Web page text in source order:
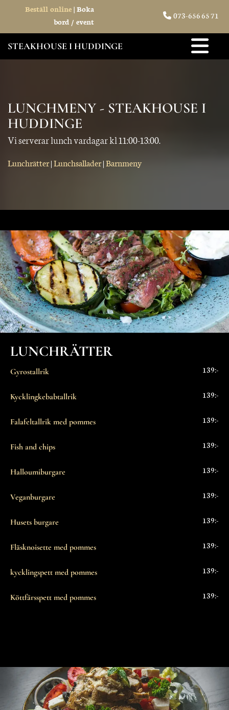
Beställ online |Boka
bord / event
 073-656 65 71
STEAKHOUSE I HUDDINGE
LUNCHMENY - STEAKHOUSE I
HUDDINGE
Vi serverar lunch vardagar kl 11:00-13:00.
Lunchrätter|Lunchsallader|Barnmeny
LUNCHRÄTTER
Gyrostallrik 139:-
Kycklingkebabtallrik 139:-
Falafeltallrik med pommes 139:-
Fish and chips 139:-
Halloumiburgare 139:-
Veganburgare 139:-
Husets burgare 139:-
Fläsknoisette med pommes 139:-
kycklingspett med pommes 139:-
Köttfärsspett med pommes 139:-